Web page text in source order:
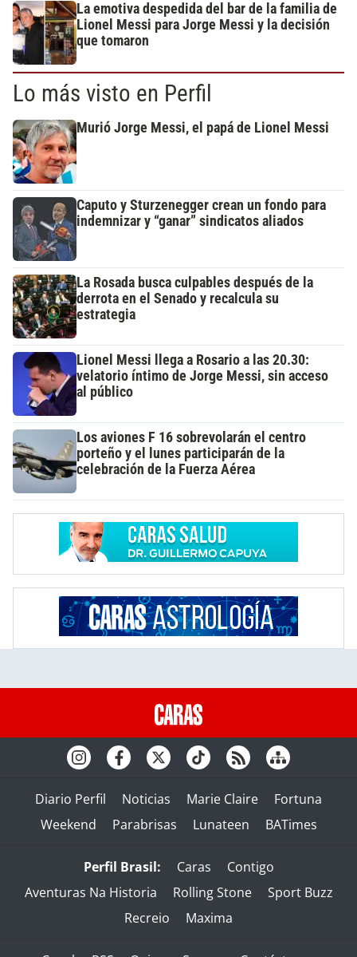
La emotiva despedida del bar de la familia de
Lionel Messi para Jorge Messi y la decisión
que tomaron
Lo más visto en Perfil
Murió Jorge Messi, el papá de Lionel Messi
Caputo y Sturzenegger crean un fondo para
indemnizar y “ganar” sindicatos aliados
La Rosada busca culpables después de la
derrota en el Senado y recalcula su
estrategia
Lionel Messi llega a Rosario a las 20.30:
velatorio íntimo de Jorge Messi, sin acceso
al público
Los aviones F 16 sobrevolarán el centro
porteño y el lunes participarán de la
celebración de la Fuerza Aérea
Diario Perfil Noticias Marie Claire
Fortuna
Weekend
Parabrisas Lunateen BATimes
Perfil Brasil: Caras
Contigo
Aventuras Na Historia
Rolling Stone
Sport Buzz
Recreio
Maxima